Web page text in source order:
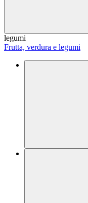
legumi
Frutta, verdura e legumi